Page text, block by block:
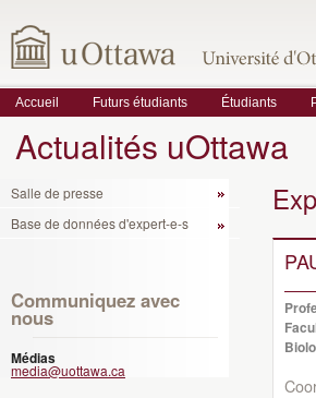
Accueil Futurs étudiants Étudiants
Actualités uOttawa
Salle de presse
Base de données d'expert-e-s
Communiquez avec
nous
Médias
media@uottawa.ca